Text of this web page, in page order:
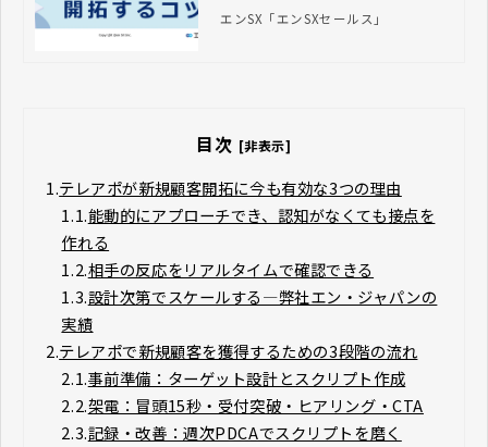
さい。
エンSX「エンSXセールス」
目次 [非表示]
1.テレアポが新規顧客開拓に今も有効な3つの理由
1.1.能動的にアプローチでき、認知がなくても接点を
作れる
1.2.相手の反応をリアルタイムで確認できる
1.3.設計次第でスケールする—弊社エン・ジャパンの
実績
2.テレアポで新規顧客を獲得するための3段階の流れ
2.1.事前準備：ターゲット設計とスクリプト作成
2.2.架電：冒頭15秒・受付突破・ヒアリング・CTA
2.3.記録・改善：週次PDCAでスクリプトを磨く